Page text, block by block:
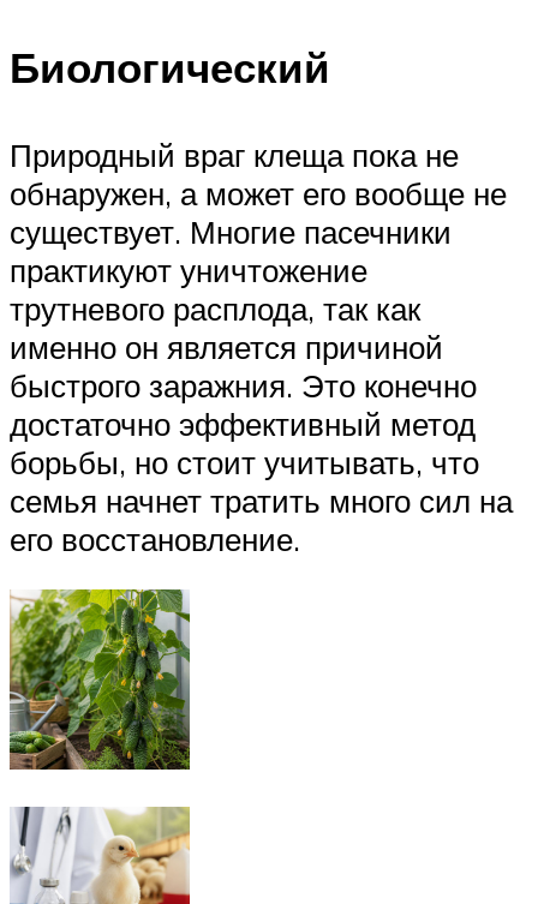
Биологический
Природный враг клеща пока не
обнаружен, а может его вообще не
существует. Многие пасечники
практикуют уничтожение
трутневого расплода, так как
именно он является причиной
быстрого заражния. Это конечно
достаточно эффективный метод
борьбы, но стоит учитывать, что
семья начнет тратить много сил на
его восстановление.